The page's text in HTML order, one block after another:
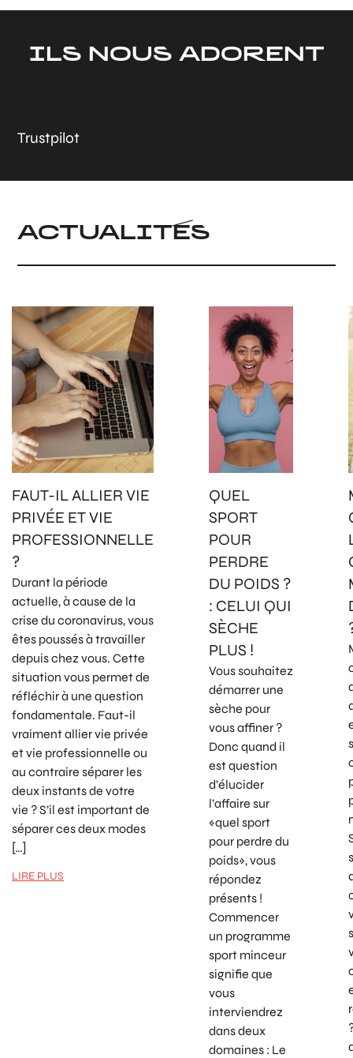
ILS NOUS ADORENT
Trustpilot
ACTUALITÉS
FAUT-IL ALLIER VIE
PRIVÉE ET VIE
PROFESSIONNELLE
?
Durant la période
actuelle, à cause de la
crise du coronavirus, vous
êtes poussés à travailler
depuis chez vous. Cette
situation vous permet de
réfléchir à une question
fondamentale. Faut-il
vraiment allier vie privée
et vie professionnelle ou
au contraire séparer les
deux instants de votre
vie ? S’il est important de
séparer ces deux modes
[…]
LIRE PLUS
QUEL
SPORT
POUR
PERDRE
DU POIDS ?
: CELUI QUI
SÈCHE
PLUS !
Vous souhaitez
démarrer une
sèche pour
vous affiner ?
Donc quand il
est question
d’élucider
l’affaire sur
«quel sport
pour perdre du
poids», vous
répondez
présents !
Commencer
un programme
sport minceur
signifie que
vous
interviendrez
dans deux
domaines : Le